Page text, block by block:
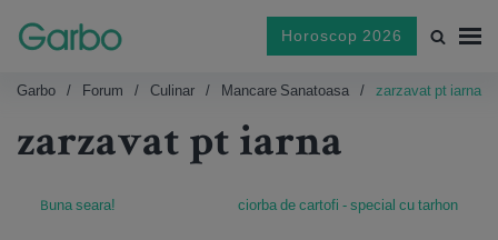
Horoscop 2026
Garbo Forum Culinar Mancare Sanatoasa zarzavat pt iarna
zarzavat pt iarna
Buna seara! ciorba de cartofi - special cu tarhon